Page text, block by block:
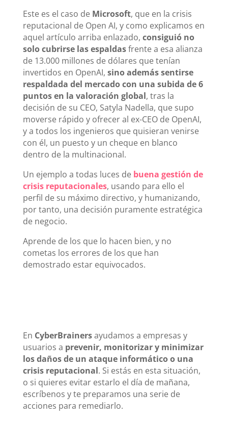
Este es el caso de Microsoft, que en la crisis
reputacional de Open AI, y como explicamos en
aquel artículo arriba enlazado, consiguió no
solo cubrirse las espaldasfrente a esa alianza
de 13.000 millones de dólares que tenían
invertidos en OpenAI, sino además sentirse
respaldada del mercado con una subida de 6
puntos en la valoración global, tras la
decisión de su CEO, Satyla Nadella, que supo
moverse rápido y ofrecer al ex-CEO de OpenAI,
y a todos los ingenieros que quisieran venirse
con él, un puesto y un cheque en blanco
dentro de la multinacional.
Un ejemplo a todas luces de buena gestión de
crisis reputacionales, usando para ello el
perfil de su máximo directivo, y humanizando,
por tanto, una decisión puramente estratégica
de negocio.
Aprende de los que lo hacen bien, y no
cometas los errores de los que han
demostrado estar equivocados.
En CyberBrainersayudamos a empresas y
usuarios a prevenir, monitorizar y minimizar
los daños de un ataque informático o una
crisis reputacional. Si estás en esta situación,
o si quieres evitar estarlo el día de mañana,
escríbenos y te preparamos una serie de
acciones para remediarlo.